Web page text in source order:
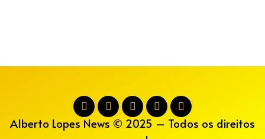
Alberto Lopes News © 2025 – Todos os direitos